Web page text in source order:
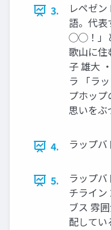
3.
レペゼ
語。代表
◯◯！」
歌山に住
子 雄大
ラ 「ラ
プホッ
思いをぶ
4. ラップバ
5.
ラップ
チライン
ブス 雰
配してい